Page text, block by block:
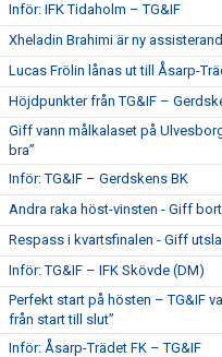
Inför: IFK Tidaholm – TG&IF
Xheladin Brahimi är ny
Lucas Frölin lånas ut till Åsarp-
Höjdpunkter från TG&IF –
Giff vann målkalaset på
bra”
Inför: TG&IF – Gerdskens BK
Andra raka höst-vinsten - Giff
Respass i kvartsfinalen - Giff
Inför: TG&IF – IFK Skövde (DM)
Perfekt start på hösten – TG&IF
från start till slut”
Inför: Åsarp-Trädet FK – TG&IF